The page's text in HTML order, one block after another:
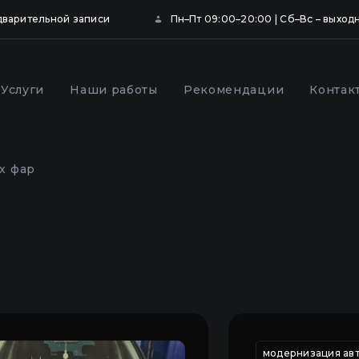
записи Пн–Пт 09:00–20:00 | Сб–Вс –
Услуги Наши работы Рекомендации
фар
фары настройка фар авто настройка фар киев
модернизация